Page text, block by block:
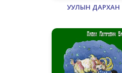
УУЛЫН ДАРХАН